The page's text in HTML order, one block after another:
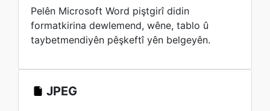
Pelên Microsoft Word piştgirî didin
formatkirina dewlemend, wêne, tablo û
taybetmendiyên pêşkeftî yên belgeyên.
JPEG